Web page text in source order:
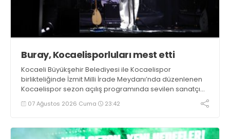
Buray, Kocaelisporluları mest etti
Kocaeli Büyükşehir Belediyesi ile Kocaelispor
birlikteliğinde İzmit Milli İrade Meydanı’nda düzenlenen
Kocaelispor sezon açılış programında sevilen sanatçı
Buray, verdiği konserle meydanı inletti.
07 Ağustos 2026 Cuma 23:42